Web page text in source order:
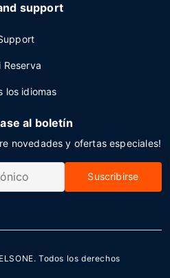
support
Reserva
los idiomas
al boletín
novedades y ofertas especiales!
Suscribirse
. Todos los derechos